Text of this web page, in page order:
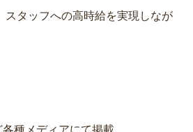
タッフへの高時給を実現しなが
種メディアにて掲載